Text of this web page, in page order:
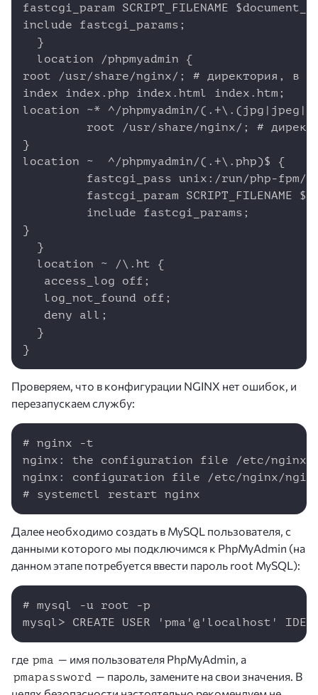
fastcgi_param SCRIPT_FILENAME
include fastcgi_params;
  }
  location /phpmyadmin {
root /usr/share/nginx/; # директория, в
index index.php index.html index.htm;
location ~* ^/phpmyadmin/
root /usr/share/nginx/; #
}
location ~  ^/phpmyadmin/(.+\.php)$ {
fastcgi_pass unix:/run/php-fpm/
fastcgi_param SCRIPT_FILENAME
         include fastcgi_params;
}
  }
  location ~ /\.ht {
   access_log off;
   log_not_found off;
   deny all;
  }
Проверяем, что в конфигурации NGINX нет ошибок, и
перезапускаем службу:
# nginx -t
nginx: the configuration file /etc/nginx/
nginx: configuration file /etc/nginx/
# systemctl restart nginx
Далее необходимо создать в MySQL пользователя, с
данными которого мы подключимся к PhpMyAdmin (на
данном этапе потребуется ввести пароль root MySQL):
# mysql -u root -p
mysql> CREATE USER 'pma'@'localhost'
где pma — имя пользователя PhpMyAdmin, а
pmapassword — пароль, замените на свои значения. В